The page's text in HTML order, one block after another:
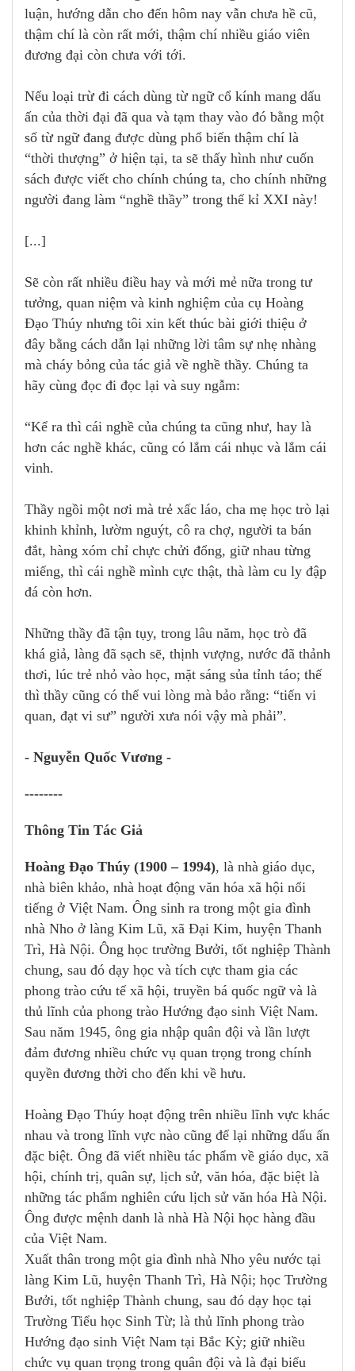
luận, hướng dẫn cho đến hôm nay vẫn chưa hề cũ,
thậm chí là còn rất mới, thậm chí nhiều giáo viên
đương đại còn chưa với tới.
Nếu loại trừ đi cách dùng từ ngữ cổ kính mang dấu
ấn của thời đại đã qua và tạm thay vào đó bằng một
số từ ngữ đang được dùng phổ biến thậm chí là
“thời thượng” ở hiện tại, ta sẽ thấy hình như cuốn
sách được viết cho chính chúng ta, cho chính những
người đang làm “nghề thầy” trong thế kỉ XXI này!
[...]
Sẽ còn rất nhiều điều hay và mới mẻ nữa trong tư
tưởng, quan niệm và kinh nghiệm của cụ Hoàng
Đạo Thúy nhưng tôi xin kết thúc bài giới thiệu ở
đây bằng cách dẫn lại những lời tâm sự nhẹ nhàng
mà cháy bỏng của tác giả về nghề thầy. Chúng ta
hãy cùng đọc đi đọc lại và suy ngẫm:
“Kể ra thì cái nghề của chúng ta cũng như, hay là
hơn các nghề khác, cũng có lắm cái nhục và lắm cái
vinh.
Thầy ngồi một nơi mà trẻ xấc láo, cha mẹ học trò lại
khinh khỉnh, lườm nguýt, cô ra chợ, người ta bán
đắt, hàng xóm chỉ chực chửi đổng, giữ nhau từng
miếng, thì cái nghề mình cực thật, thà làm cu ly đập
đá còn hơn.
Những thầy đã tận tụy, trong lâu năm, học trò đã
khá giả, làng đã sạch sẽ, thịnh vượng, nước đã thảnh
thơi, lúc trẻ nhỏ vào học, mặt sáng sủa tỉnh táo; thế
thì thầy cũng có thể vui lòng mà bảo rằng: “tiến vi
quan, đạt vi sư” người xưa nói vậy mà phải”.
- Nguyễn Quốc Vương -
--------
Thông Tin Tác Giả
Hoàng Đạo Thúy (1900 – 1994), là nhà giáo dục,
nhà biên khảo, nhà hoạt động văn hóa xã hội nổi
tiếng ở Việt Nam. Ông sinh ra trong một gia đình
nhà Nho ở làng Kim Lũ, xã Đại Kim, huyện Thanh
Trì, Hà Nội. Ông học trường Bưởi, tốt nghiệp Thành
chung, sau đó dạy học và tích cực tham gia các
phong trào cứu tế xã hội, truyền bá quốc ngữ và là
thủ lĩnh của phong trào Hướng đạo sinh Việt Nam.
Sau năm 1945, ông gia nhập quân đội và lần lượt
đảm đương nhiều chức vụ quan trọng trong chính
quyền đương thời cho đến khi về hưu.
Hoàng Đạo Thúy hoạt động trên nhiều lĩnh vực khác
nhau và trong lĩnh vực nào cũng để lại những dấu ấn
đặc biệt. Ông đã viết nhiều tác phẩm về giáo dục, xã
hội, chính trị, quân sự, lịch sử, văn hóa, đặc biệt là
những tác phẩm nghiên cứu lịch sử văn hóa Hà Nội.
Ông được mệnh danh là nhà Hà Nội học hàng đầu
của Việt Nam.
Xuất thân trong một gia đình nhà Nho yêu nước tại
làng Kim Lũ, huyện Thanh Trì, Hà Nội; học Trường
Bưởi, tốt nghiệp Thành chung, sau đó dạy học tại
Trường Tiểu học Sinh Từ; là thủ lĩnh phong trào
Hướng đạo sinh Việt Nam tại Bắc Kỳ; giữ nhiều
chức vụ quan trọng trong quân đội và là đại biểu